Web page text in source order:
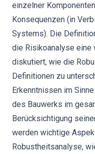
einzelner
Konsequenzen (in
Systems). Die
die Risikoanalyse eine
diskutiert, wie die
Definitionen zu
Erkenntnissen im
des Bauwerks im
Berücksichtigung
werden wichtige
Robustheitsanalyse,